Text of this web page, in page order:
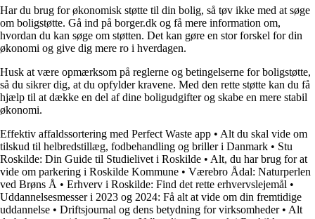
Har du brug for økonomisk støtte til din bolig, så tøv ikke med at søge
om boligstøtte. Gå ind på borger.dk og få mere information om,
hvordan du kan søge om støtten. Det kan gøre en stor forskel for din
økonomi og give dig mere ro i hverdagen.
Husk at være opmærksom på reglerne og betingelserne for boligstøtte,
så du sikrer dig, at du opfylder kravene. Med den rette støtte kan du få
hjælp til at dække en del af dine boligudgifter og skabe en mere stabil
økonomi.
Effektiv affaldssortering med Perfect Waste app • Alt du skal vide om
tilskud til helbredstillæg, fodbehandling og briller i Danmark • Stu
Roskilde: Din Guide til Studielivet i Roskilde • Alt, du har brug for at
vide om parkering i Roskilde Kommune • Værebro Ådal: Naturperlen
ved Brøns Å • Erhverv i Roskilde: Find det rette erhvervslejemål •
Uddannelsesmesser i 2023 og 2024: Få alt at vide om din fremtidige
uddannelse • Driftsjournal og dens betydning for virksomheder• Alt